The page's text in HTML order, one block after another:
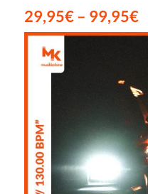
29,95€– 99,95€